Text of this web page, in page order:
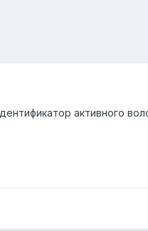
активного